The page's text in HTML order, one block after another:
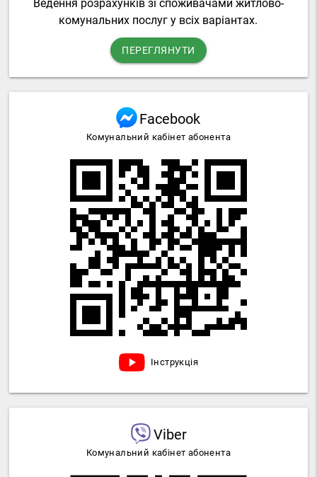
Ведення розрахунків зі споживачами житлово-
комунальних послуг у всіх варіантах.
ПЕРЕГЛЯНУТИ
Facebook
Комунальний кабінет абонента
Інструкція
Viber
Комунальний кабінет абонента